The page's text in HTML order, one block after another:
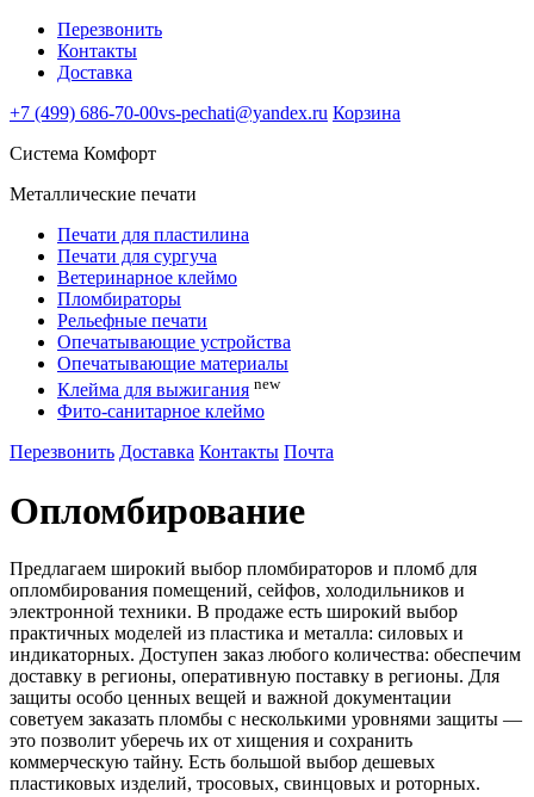
Перезвонить
Контакты
Доставка
+7 (499) 686-70-00vs-pechati@yandex.ru Корзина
Система Комфорт
Металлические печати
Печати для пластилина
Печати для сургуча
Ветеринарное клеймо
Пломбираторы
Рельефные печати
Опечатывающие устройства
Опечатывающие материалы
Клейма для выжигания new
Фито-санитарное клеймо
Перезвонить Доставка Контакты Почта
Опломбирование
Предлагаем широкий выбор пломбираторов и пломб для
опломбирования помещений, сейфов, холодильников и
электронной техники. В продаже есть широкий выбор
практичных моделей из пластика и металла: силовых и
индикаторных. Доступен заказ любого количества: обеспечим
доставку в регионы, оперативную поставку в регионы. Для
защиты особо ценных вещей и важной документации
советуем заказать пломбы с несколькими уровнями защиты —
это позволит уберечь их от хищения и сохранить
коммерческую тайну. Есть большой выбор дешевых
пластиковых изделий, тросовых, свинцовых и роторных.